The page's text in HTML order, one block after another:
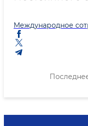
Международное